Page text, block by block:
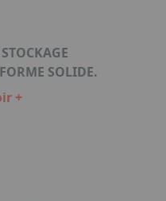
SOLIDE.
+